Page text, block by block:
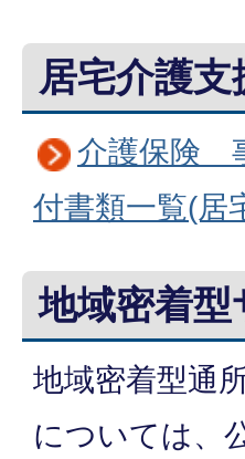
居宅介護
介護保険
付書類一覧(居
地域密着
地域密着型通
については、